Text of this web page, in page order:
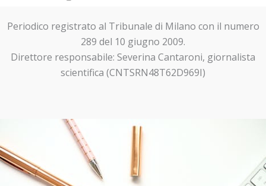
Periodico registrato al Tribunale di Milano con il numero
289 del 10 giugno 2009.
Direttore responsabile: Severina Cantaroni, giornalista
scientifica (CNTSRN48T62D969I)